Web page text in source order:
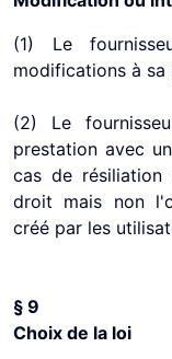
(1) Le
modifications à sa
(2) Le
prestation avec
cas de
droit mais non
créé par les
§ 9
Choix de la loi